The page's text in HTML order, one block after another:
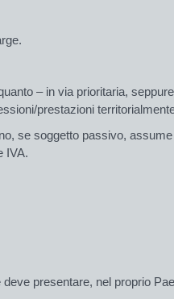
– in via prioritaria,
prestazioni
se soggetto passivo,
IVA.
presentare, nel proprio